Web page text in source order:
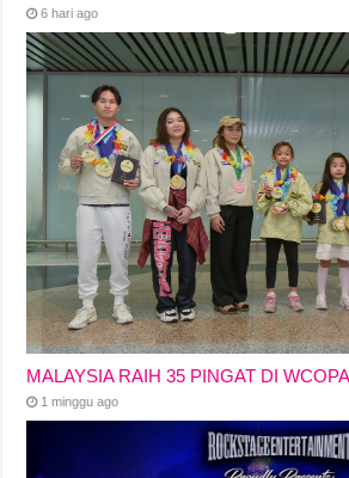
6 hari ago
MALAYSIA RAIH 35 PINGAT DI
1 minggu ago